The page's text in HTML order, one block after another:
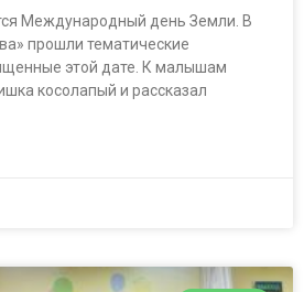
Международный день Земли. В
прошли тематические
этой дате. К малышам
косолапый и рассказал